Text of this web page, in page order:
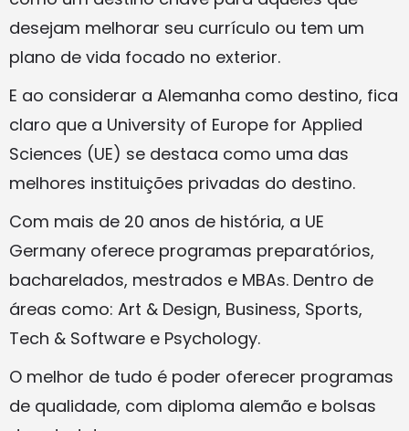
desejam melhorar seu currículo ou tem um
plano de vida focado no exterior.
E ao considerar a Alemanha como destino, fica
claro que a University of Europe for Applied
Sciences (UE) se destaca como uma das
melhores instituições privadas do destino.
Com mais de 20 anos de história, a UE
Germany oferece programas preparatórios,
bacharelados, mestrados e MBAs. Dentro de
áreas como: Art & Design, Business, Sports,
Tech & Software e Psychology.
O melhor de tudo é poder oferecer programas
de qualidade, com diploma alemão e bolsas